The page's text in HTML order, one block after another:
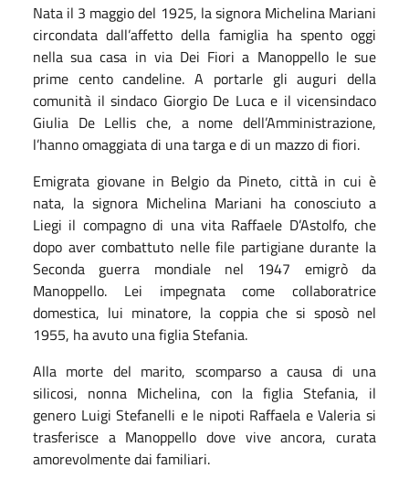
Nata il 3 maggio del 1925, la signora Michelina Mariani
circondata dall’affetto della famiglia ha spento oggi
nella sua casa in via Dei Fiori a Manoppello le sue
prime cento candeline. A portarle gli auguri della
comunità il sindaco Giorgio De Luca e il vicensindaco
Giulia De Lellis che, a nome dell’Amministrazione,
l’hanno omaggiata di una targa e di un mazzo di fiori.
Emigrata giovane in Belgio da Pineto, città in cui è
nata, la signora Michelina Mariani ha conosciuto a
Liegi il compagno di una vita Raffaele D’Astolfo, che
dopo aver combattuto nelle file partigiane durante la
Seconda guerra mondiale nel 1947 emigrò da
Manoppello. Lei impegnata come collaboratrice
domestica, lui minatore, la coppia che si sposò nel
1955, ha avuto una figlia Stefania.
Alla morte del marito, scomparso a causa di una
silicosi, nonna Michelina, con la figlia Stefania, il
genero Luigi Stefanelli e le nipoti Raffaela e Valeria si
trasferisce a Manoppello dove vive ancora, curata
amorevolmente dai familiari.